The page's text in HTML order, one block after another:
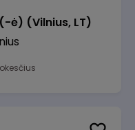
ė) (Vilnius, LT)